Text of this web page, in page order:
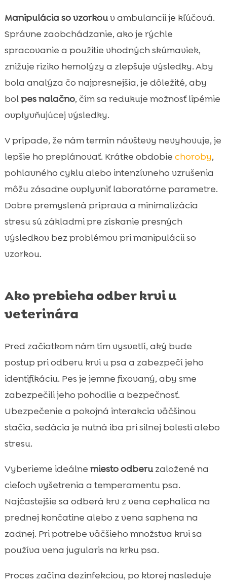
Manipulácia so vzorkouv ambulancii je kľúčová.
Správne zaobchádzanie, ako je rýchle
spracovanie a použitie vhodných skúmaviek,
znižuje riziko hemolýzy a zlepšuje výsledky. Aby
bola analýza čo najpresnejšia, je dôležité, aby
bolpes nalačno, čím sa redukuje možnosť lipémie
ovplyvňujúcej výsledky.
V prípade, že nám termín návštevy nevyhovuje, je
lepšie ho preplánovať. Krátke obdobie choroby,
pohlavného cyklu alebo intenzívneho vzrušenia
môžu zásadne ovplyvniť laboratórne parametre.
Dobre premyslená príprava a minimalizácia
stresu sú základmi pre získanie presných
výsledkov bez problémov pri manipulácii so
vzorkou.
Ako prebieha odber krvi u
veterinára
Pred začiatkom nám tím vysvetlí, aký bude
postup pri odberu krvi u psa a zabezpečí jeho
identifikáciu. Pes je jemne fixovaný, aby sme
zabezpečili jeho pohodlie a bezpečnosť.
Ubezpečenie a pokojná interakcia väčšinou
stačia, sedácia je nutná iba pri silnej bolesti alebo
stresu.
Vyberieme ideálne miesto odberuzaložené na
cieľoch vyšetrenia a temperamentu psa.
Najčastejšie sa odberá krv z vena cephalica na
prednej končatine alebo z vena saphena na
zadnej. Pri potrebe väčšieho množstva krvi sa
používa vena jugularis na krku psa.
Proces začína dezinfekciou, po ktorej nasleduje